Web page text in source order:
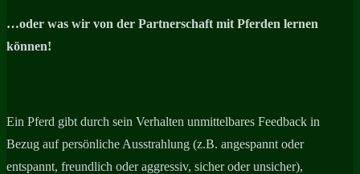
…oder was wir von der Partnerschaft mit Pferden lernen
können!
Ein Pferd gibt durch sein Verhalten unmittelbares Feedback in
Bezug auf persönliche Ausstrahlung (z.B. angespannt oder
entspannt, freundlich oder aggressiv, sicher oder unsicher),